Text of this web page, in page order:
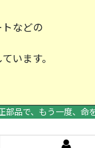
などの
います。
ます。
品で、もう一度、命